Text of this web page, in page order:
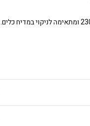
התבנית עמידה בטמפרטורות שבין 40°C- ל-230°C ומתאימה לניקוי במדיח כלים.